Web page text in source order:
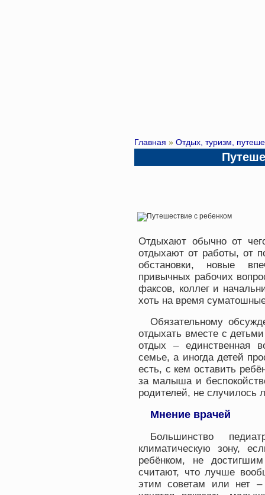
Главная » Отдых, туризм,
Отдыхают обычно от
отдыхают от работы, от
обстановки, новые
привычных рабочих
факсов, коллег и
хоть на время
Обязательному
отдыхать вместе с
отдых – единственная
семье, а иногда детей
есть, с кем оставить
за малыша и
родителей, не случилось
Мнение врачей
Большинство
климатическую зону,
ребёнком, не
считают, что лучше
этим советам или нет